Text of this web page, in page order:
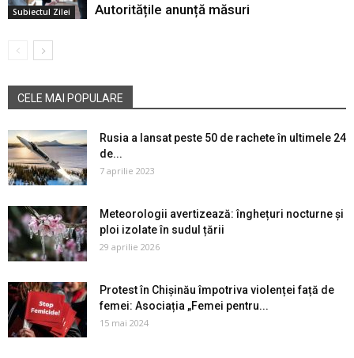
Subiectul Zilei
Autoritățile anunță măsuri
CELE MAI POPULARE
Rusia a lansat peste 50 de rachete în ultimele 24
de...
7 aprilie 2023
Meteorologii avertizează: înghețuri nocturne și
ploi izolate în sudul țării
29 aprilie 2026
Protest în Chișinău împotriva violenței față de
femei: Asociația „Femei pentru...
15 mai 2024